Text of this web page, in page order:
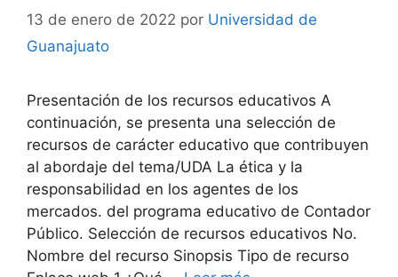
13 de enero de 2022 por Universidad de
Guanajuato
Presentación de los recursos educativos A
continuación, se presenta una selección de
recursos de carácter educativo que contribuyen
al abordaje del tema/UDA La ética y la
responsabilidad en los agentes de los
mercados. del programa educativo de Contador
Público. Selección de recursos educativos No.
Nombre del recurso Sinopsis Tipo de recurso